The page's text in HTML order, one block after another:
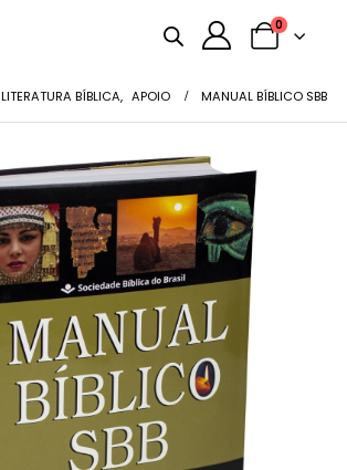
0
LITERATURA BÍBLICA, APOIO MANUAL BÍBLICO SBB